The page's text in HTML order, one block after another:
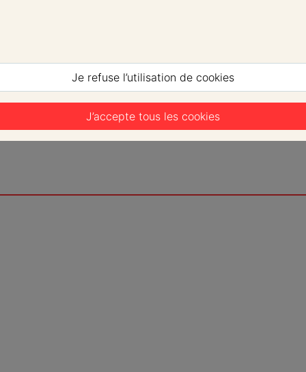
Je refuse l’utilisation de cookies
J’accepte tous les cookies